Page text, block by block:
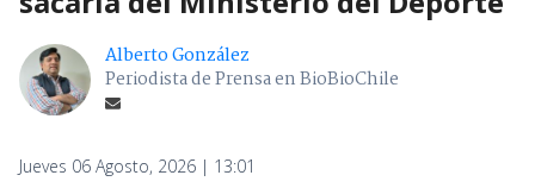
Alberto González
Periodista de Prensa en BioBioChile
Jueves 06 Agosto, 2026 | 13:01